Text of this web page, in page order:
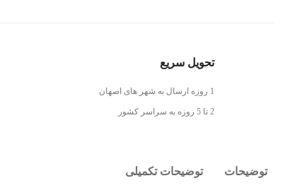
تحویل سریع
1 روزه ارسال به شهر های اصهان
2 تا 5 روزه به سراسر کشور
توضیحات توضیحات تکمیلی